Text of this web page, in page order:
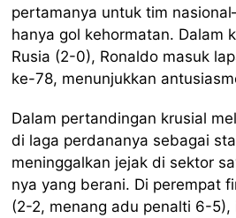
pertamanya untuk tim
hanya gol kehormatan. Dalam
Rusia (2-0), Ronaldo masuk
ke-78, menunjukkan
Dalam pertandingan krusial
di laga perdananya sebagai
meninggalkan jejak di sektor
nya yang berani. Di perempat
(2-2, menang adu penalti 6-5),